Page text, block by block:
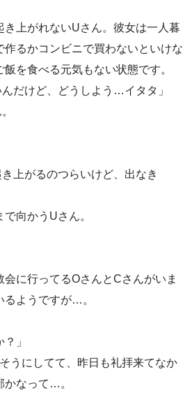
上がれないUさん。彼女は一人暮
作るかコンビニで買わないといけな
を食べる元気もない状態です。
だけど、どうしよう…イタタ」
上がるのつらいけど、出なき
向かうUさん。
に行ってるOさんとCさんがいま
るようですが…。
」
うにしてて、昨日も礼拝来てなか
かなって…。